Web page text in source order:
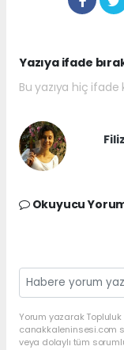
Yazıya ifade
Bu yazıya hiç ifade
Okuyucu
Yorum yazarak Topluluk
canakkaleninsesi.com
veya dolaylı tüm